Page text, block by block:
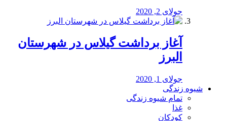
جولای 2, 2020
آغاز برداشت گیلاس در شهرستان
البرز
جولای 1, 2020
شیوه زندگی
تمام شیوه زندگی
غذا
کودکان